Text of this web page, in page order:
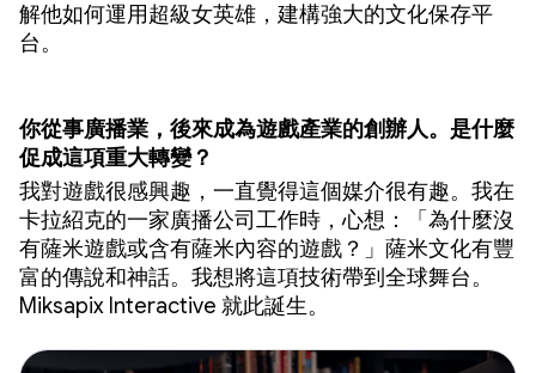
解他如何運用超級女英雄，建構強大的文化保存平
台。
你從事廣播業，後來成為遊戲產業的創辦人。是什麼
促成這項重大轉變？
我對遊戲很感興趣，一直覺得這個媒介很有趣。我在
卡拉紹克的一家廣播公司工作時，心想：「為什麼沒
有薩米遊戲或含有薩米內容的遊戲？」薩米文化有豐
富的傳說和神話。我想將這項技術帶到全球舞台。
Miksapix Interactive 就此誕生。